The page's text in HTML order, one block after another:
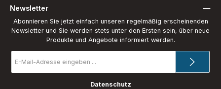
Newsletter
Abonnieren Sie jetzt einfach unseren regelmäßig erscheinenden
Newsletter und Sie werden stets unter den Ersten sein, über neue
Produkte und Angebote informiert werden.
Mail-
*
Datenschutz